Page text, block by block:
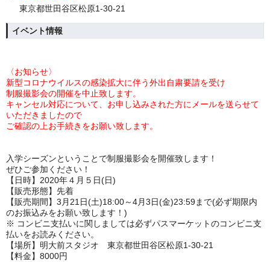
東京都世田谷区松原1-30-21
イベント情報
〈お知らせ〉
新型コロナウイルスの感染拡大に伴う外出自粛要請を受け
制服撮影会の開催を中止致します。
キャンセル対応について、お申し込みされた方にメールを送らせて
いただきましたので
ご確認の上お手続きをお願い致します。
入学シーズンということで制服撮影会を開催致します！
ぜひご参加ください！
【日時】2020年４月５日(日)
【販売形態】先着
【販売期間】3月21日(土)18:00～4月3日(金)23:59まで(必ず期限内
のお振込みをお願い致します！)
※ コンビニ支払いに関しましては必ずパスマーケットのコンビニ支
払いをお読みください。
【場所】明大前スタジオ 東京都世田谷区松原1-30-21
【料金】8000円